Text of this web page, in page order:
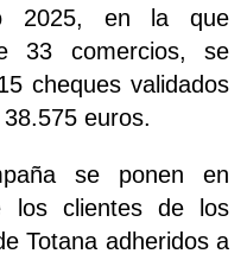
2025, en la que
33 comercios, se
cheques validados
euros.
se ponen en
los clientes de los
Totana adheridos a